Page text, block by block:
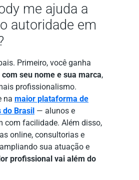
me ajuda a
autoridade em
Primeiro, você ganha
seu nome e sua marca,
profissionalismo.
na maior plataforma de
do Brasil — alunos e
com facilidade. Além disso,
online, consultorias e
sua atuação e
profissional vai além do